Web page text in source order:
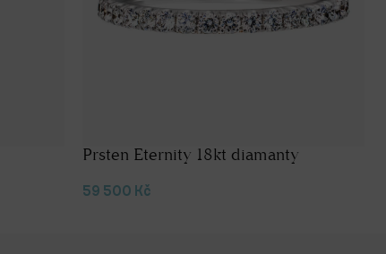
Prsten Eternity 18kt diamanty
59 500 Kč